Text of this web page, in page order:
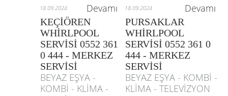
18.09.2024 Devamı 18.09.2024 Devamı
KEÇİÖREN
WHİRLPOOL
SERVİSİ 0552 361
0 444 - MERKEZ
SERVİSİ
PURSAKLAR
WHİRLPOOL
SERVİSİ 0552 361 0
444 - MERKEZ
SERVİSİ
BEYAZ EŞYA -
KOMBİ - KLİMA -
BEYAZ EŞYA - KOMBİ -
KLİMA - TELEVİZYON